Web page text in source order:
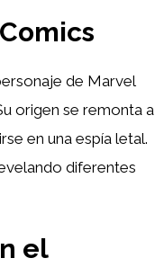
de Marvel
origen se remonta a
en una espía letal.
diferentes
el